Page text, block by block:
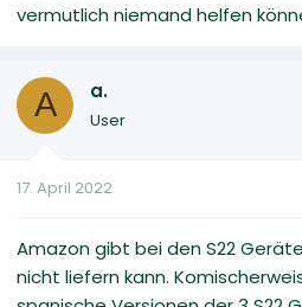
vermutlich niemand helfen
A a.
User
17. April 2022
Amazon gibt bei den S22
nicht liefern kann.